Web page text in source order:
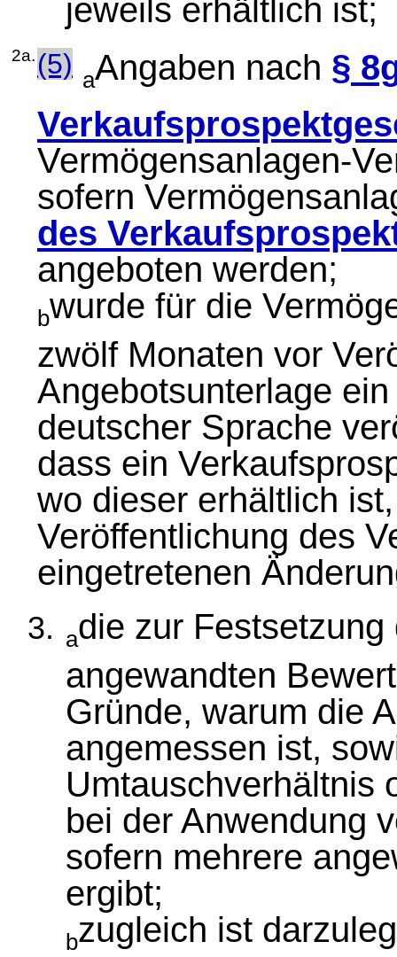
jeweils erhältlich ist;
2a. (5)
aAngaben nach §
Vermögensanlagen-
sofern
des
angeboten werden;
bwurde für die
zwölf Monaten vor
Angebotsunterlage
deutscher Sprache
dass ein
wo dieser erhältlich
Veröffentlichung des
eingetretenen
adie zur
angewandten
Gründe, warum die
angemessen ist,
Umtauschverhältnis
bei der Anwendung
sofern mehrere
ergibt;
bzugleich ist